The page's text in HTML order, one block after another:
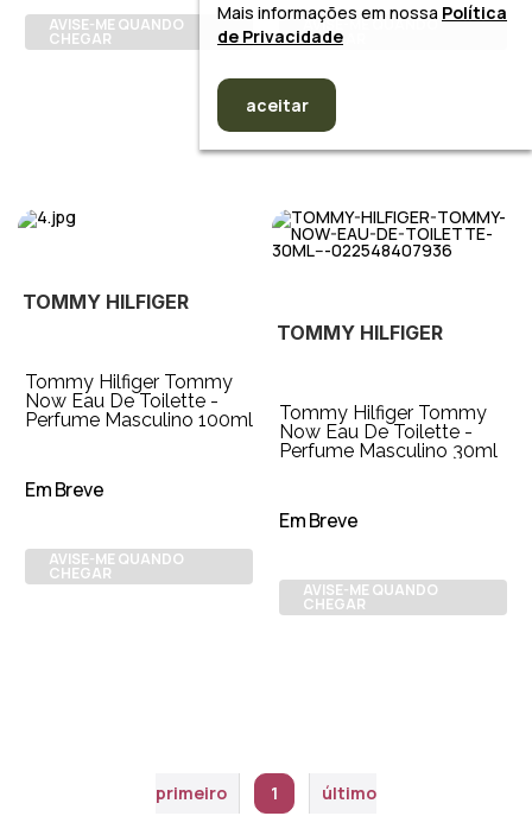
AVISE-ME QUANDO
CHEGAR
AVISE-ME QUANDO
CHEGAR
TOMMY HILFIGER
Tommy Hilfiger Tommy
Now Eau De Toilette -
Perfume Masculino 100ml
Em Breve
AVISE-ME QUANDO
CHEGAR
TOMMY HILFIGER
Tommy Hilfiger Tommy
Now Eau De Toilette -
Perfume Masculino 30ml
Em Breve
AVISE-ME QUANDO
CHEGAR
primeiro 1 último
Mais informações em nossa Política
de Privacidade
aceitar